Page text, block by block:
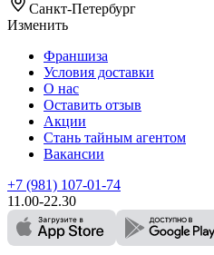
Санкт-Петербург
Изменить
Франшиза
Условия доставки
О нас
Оставить отзыв
Акции
Стань тайным агентом
Вакансии
+7 (981) 107-01-74
11.00-22.30